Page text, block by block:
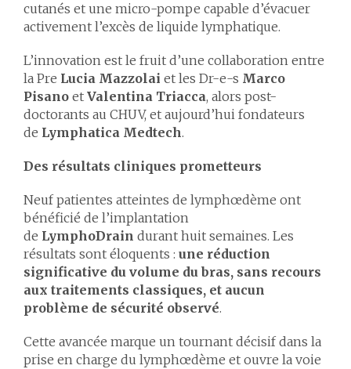
cutanés et une micro-pompe capable d’évacuer
activement l’excès de liquide lymphatique.
L’innovation est le fruit d’une collaboration entre
la Pre Lucia Mazzolai et les Dr-e-s Marco
Pisano et Valentina Triacca, alors post-
doctorants au CHUV, et aujourd’hui fondateurs
de Lymphatica Medtech.
Des résultats cliniques prometteurs
Neuf patientes atteintes de lymphœdème ont
bénéficié de l’implantation
de LymphoDrain durant huit semaines. Les
résultats sont éloquents : une réduction
significative du volume du bras, sans recours
aux traitements classiques, et aucun
problème de sécurité observé.
Cette avancée marque un tournant décisif dans la
prise en charge du lymphœdème et ouvre la voie